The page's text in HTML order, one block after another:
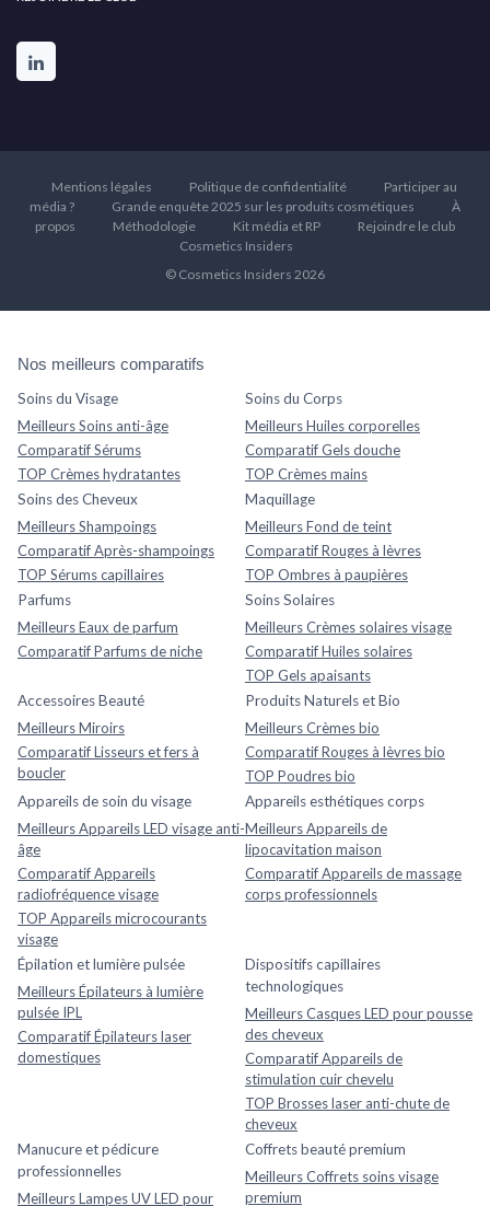
Mentions légales Politique de confidentialité
Participer au
média ?
Grande enquête 2025 sur les produits cosmétiques
À
propos
Méthodologie Kit média et RP
Rejoindre le club
Cosmetics Insiders
© Cosmetics Insiders 2026
Nos meilleurs comparatifs
Soins du Visage
Meilleurs Soins anti-âge
Comparatif Sérums
TOP Crèmes hydratantes
Soins du Corps
Meilleurs Huiles corporelles
Comparatif Gels douche
TOP Crèmes mains
Soins des Cheveux
Meilleurs Shampoings
Comparatif Après-shampoings
TOP Sérums capillaires
Maquillage
Meilleurs Fond de teint
Comparatif Rouges à lèvres
TOP Ombres à paupières
Parfums
Meilleurs Eaux de parfum
Comparatif Parfums de niche
Soins Solaires
Meilleurs Crèmes solaires visage
Comparatif Huiles solaires
TOP Gels apaisants
Accessoires Beauté
Meilleurs Miroirs
Comparatif Lisseurs et fers à
boucler
Produits Naturels et Bio
Meilleurs Crèmes bio
Comparatif Rouges à lèvres bio
TOP Poudres bio
Appareils de soin du visage
Meilleurs Appareils LED visage anti-
âge
Comparatif Appareils
radiofréquence visage
TOP Appareils microcourants
visage
Appareils esthétiques corps
Meilleurs Appareils de
lipocavitation maison
Comparatif Appareils de massage
corps professionnels
Épilation et lumière pulsée
Meilleurs Épilateurs à lumière
pulsée IPL
Comparatif Épilateurs laser
domestiques
Dispositifs capillaires
technologiques
Meilleurs Casques LED pour pousse
des cheveux
Comparatif Appareils de
stimulation cuir chevelu
TOP Brosses laser anti-chute de
cheveux
Manucure et pédicure
professionnelles
Meilleurs Lampes UV LED pour
Coffrets beauté premium
Meilleurs Coffrets soins visage
premium